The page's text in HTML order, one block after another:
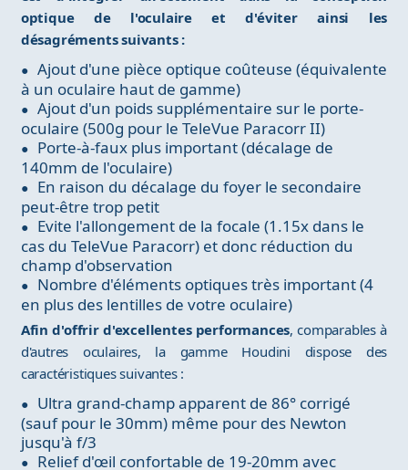
optique de l'oculaire et d'éviter ainsi les
désagréments suivants :
Ajout d'une pièce optique coûteuse (équivalente
à un oculaire haut de gamme)
Ajout d'un poids supplémentaire sur le porte-
oculaire (500g pour le TeleVue Paracorr II)
Porte-à-faux plus important (décalage de
140mm de l'oculaire)
En raison du décalage du foyer le secondaire
peut-être trop petit
Evite l'allongement de la focale (1.15x dans le
cas du TeleVue Paracorr) et donc réduction du
champ d'observation
Nombre d'éléments optiques très important (4
en plus des lentilles de votre oculaire)
Afin d'offrir d'excellentes performances, comparables à
d'autres oculaires, la gamme Houdini dispose des
caractéristiques suivantes :
Ultra grand-champ apparent de 86° corrigé
(sauf pour le 30mm) même pour des Newton
jusqu'à f/3
Relief d'œil confortable de 19-20mm avec